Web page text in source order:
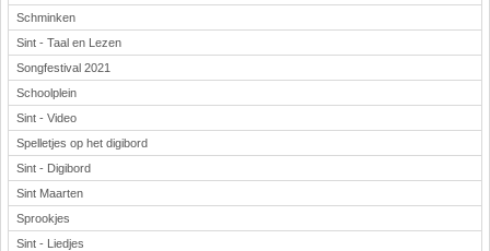
Schminken
Sint - Taal en Lezen
Songfestival 2021
Schoolplein
Sint - Video
Spelletjes op het digibord
Sint - Digibord
Sint Maarten
Sprookjes
Sint - Liedjes